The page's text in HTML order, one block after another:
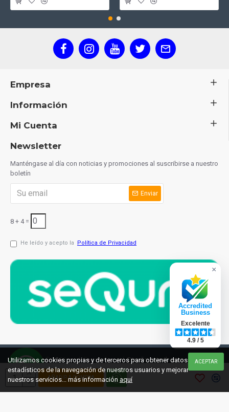
AÑADIR A COMPRA
Empresa
Información
Mi Cuenta
Newsletter
Manténgase al día con noticias y promociones al suscribirse a nuestro
boletín
Enviar
8 + 4 =
He leído y acepto la Política de Privacidad
© 2021 cuchilleriaonline.mlDiseño: InterIberica ACEPTAR
Utilizamos cookies propias y de terceros para obtener datos
estadísticos de la navegación de nuestros usuarios y mejorar
nuestros servicios... más información aquí
×
Accredited
Business
Excelente
4.9 / 5